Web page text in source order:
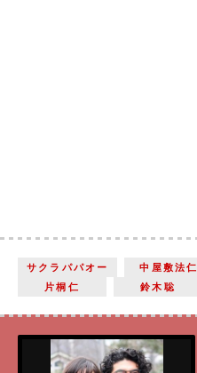
サクラパパオー 中屋敷法仁
片桐仁
鈴木聡